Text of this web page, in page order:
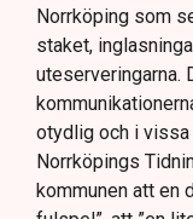
Norrköping som
staket,
uteserveringarna.
otydlig och i vissa
Norrköpings
kommunen att en